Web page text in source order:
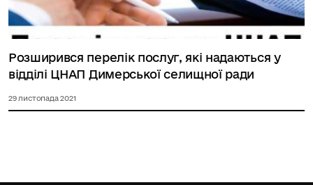
Розширився перелік послуг, які надаються у
відділі ЦНАП Димерської селищної ради
29 листопада 2021